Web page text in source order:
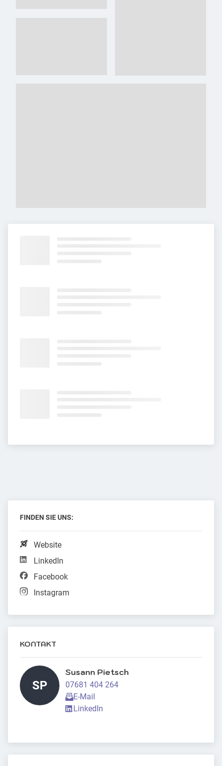
FINDEN SIE UNS:
Website
LinkedIn
Facebook
Instagram
KONTAKT
SP
Susann Pietsch
07681 404 264
E-Mail
LinkedIn